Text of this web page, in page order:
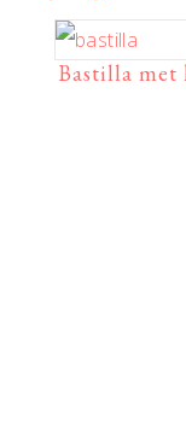
Bastilla met